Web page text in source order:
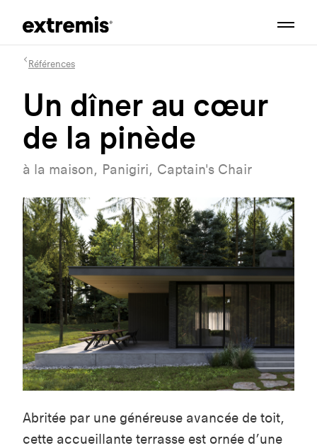
Références
Un dîner au cœur
de la pinède
à la maison, Panigiri, Captain's Chair
Abritée par une généreuse avancée de toit,
cette accueillante terrasse est ornée d’une